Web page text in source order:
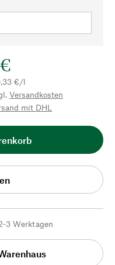
€/l
Versandkosten
mit DHL
3 Werktagen